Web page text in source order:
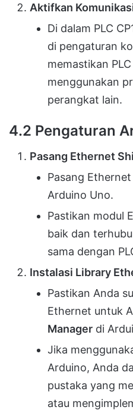
Aktifkan
Di dalam PLC
di pengaturan
memastikan
menggunakan
perangkat lain.
4.2 Pengaturan
Pasang Ethernet
Pasang
Arduino Uno.
Pastikan modul
baik dan
sama dengan
Instalasi Library
Pastikan Anda
Ethernet untuk
Manager di
Jika
Arduino, Anda
pustaka yang
atau